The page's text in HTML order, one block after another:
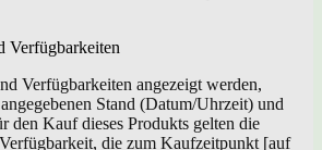
Verfügbarkeiten
Verfügbarkeiten angezeigt werden,
Stand (Datum/Uhrzeit) und
den Kauf dieses Produkts gelten die
die zum Kaufzeitpunkt [auf